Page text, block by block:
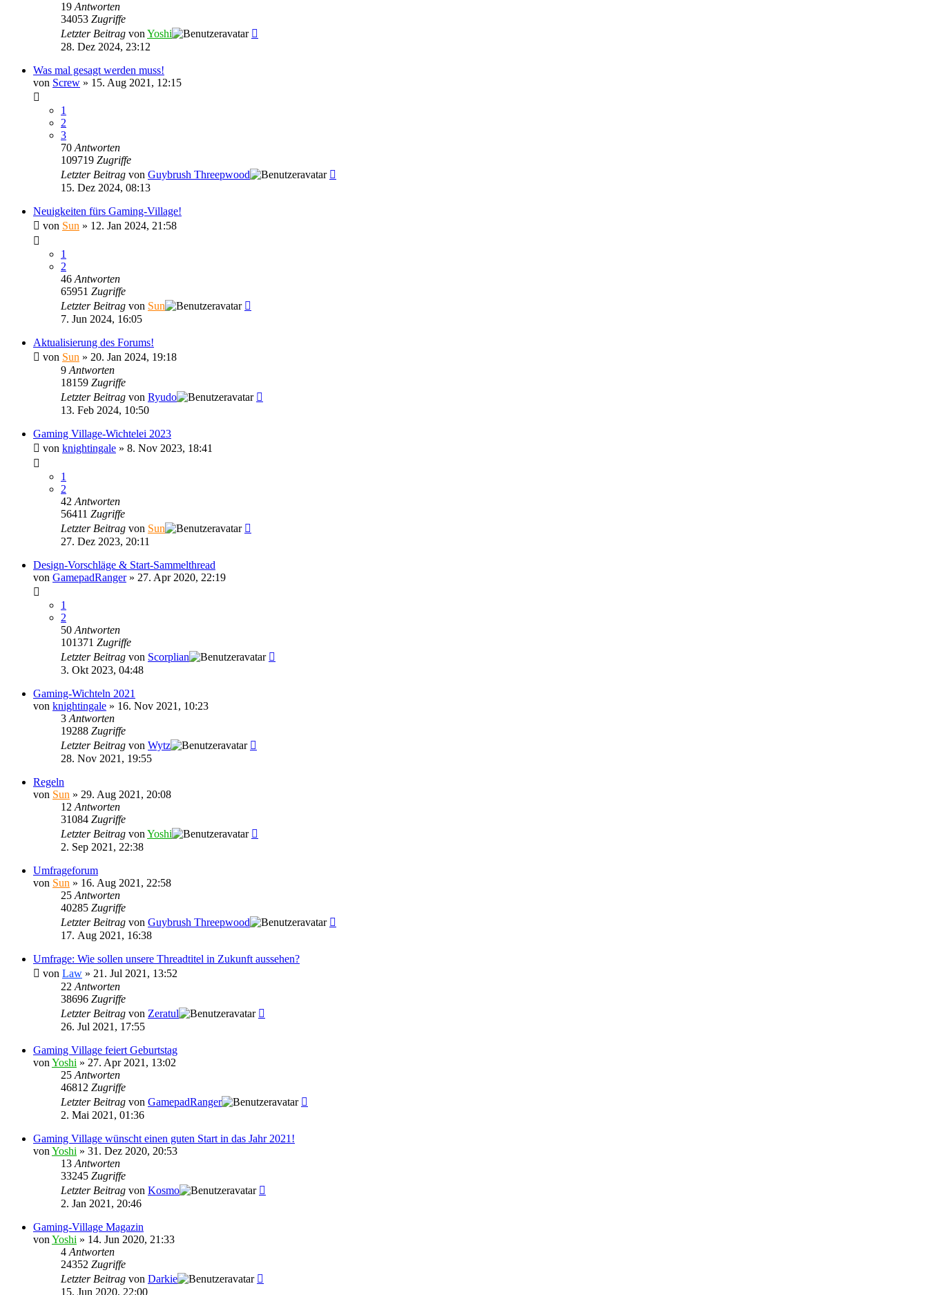
19 Antworten
34053 Zugriffe
Letzter Beitrag von Yoshi
28. Dez 2024, 23:12
Was mal gesagt werden muss!
von Screw » 15. Aug 2021, 12:15
1
2
3
70 Antworten
109719 Zugriffe
Letzter Beitrag von Guybrush Threepwood
15. Dez 2024, 08:13
Neuigkeiten fürs Gaming-Village!
von Sun » 12. Jan 2024, 21:58
1
2
46 Antworten
65951 Zugriffe
Letzter Beitrag von Sun
7. Jun 2024, 16:05
Aktualisierung des Forums!
von Sun » 20. Jan 2024, 19:18
9 Antworten
18159 Zugriffe
Letzter Beitrag von Ryudo
13. Feb 2024, 10:50
Gaming Village-Wichtelei 2023
von knightingale » 8. Nov 2023, 18:41
1
2
42 Antworten
56411 Zugriffe
Letzter Beitrag von Sun
27. Dez 2023, 20:11
Design-Vorschläge & Start-Sammelthread
von GamepadRanger» 27. Apr 2020, 22:19
1
2
50 Antworten
101371 Zugriffe
Letzter Beitrag von Scorplian
3. Okt 2023, 04:48
Gaming-Wichteln 2021
von knightingale » 16. Nov 2021, 10:23
3 Antworten
19288 Zugriffe
Letzter Beitrag von Wytz
28. Nov 2021, 19:55
Regeln
von Sun » 29. Aug 2021, 20:08
12 Antworten
31084 Zugriffe
Letzter Beitrag von Yoshi
2. Sep 2021, 22:38
Umfrageforum
von Sun » 16. Aug 2021, 22:58
25 Antworten
40285 Zugriffe
Letzter Beitrag von Guybrush Threepwood
17. Aug 2021, 16:38
Umfrage: Wie sollen unsere Threadtitel in Zukunft aussehen?
von Law » 21. Jul 2021, 13:52
22 Antworten
38696 Zugriffe
Letzter Beitrag von Zeratul
26. Jul 2021, 17:55
Gaming Village feiert Geburtstag
von Yoshi » 27. Apr 2021, 13:02
25 Antworten
46812 Zugriffe
Letzter Beitrag von GamepadRanger
2. Mai 2021, 01:36
Gaming Village wünscht einen guten Start in das Jahr 2021!
von Yoshi » 31. Dez 2020, 20:53
13 Antworten
33245 Zugriffe
Letzter Beitrag von Kosmo
2. Jan 2021, 20:46
Gaming-Village Magazin
von Yoshi » 14. Jun 2020, 21:33
4 Antworten
24352 Zugriffe
Letzter Beitrag von Darkie
15. Jun 2020, 22:00